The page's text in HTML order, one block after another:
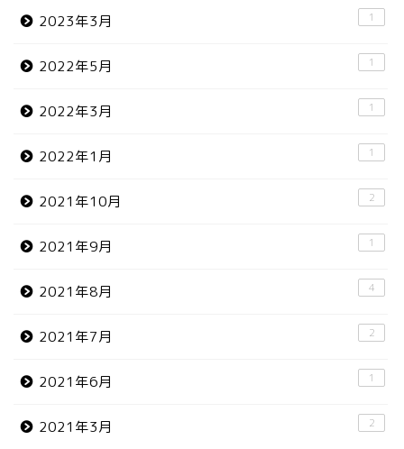
2023年3月 1
2022年5月 1
2022年3月 1
2022年1月 1
2021年10月 2
2021年9月 1
2021年8月 4
2021年7月 2
2021年6月 1
2021年3月 2